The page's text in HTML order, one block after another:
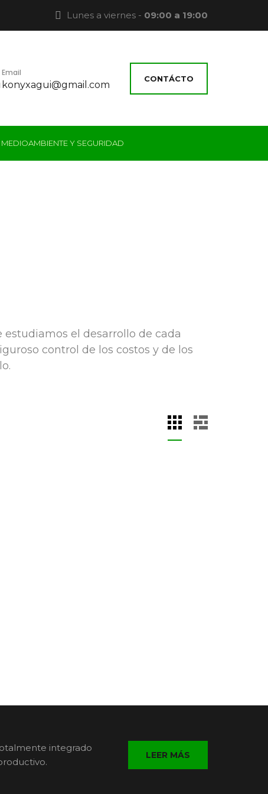
Lunes a viernes - 09:00 a 19:00
Email
konyxagui@gmail.com
CONTÁCTO
Y SEGURIDAD
el desarrollo de cada
control de los costos y de los
integrado
LEER MÁS